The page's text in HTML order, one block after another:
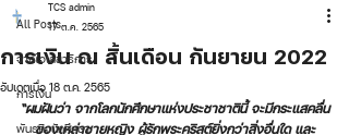
All Posts
จากใจเลขาธิการ
การเงิน
พันธกิจนักศึกษา
การเงิน ณ สิ้นเดือน กันยายน 2022
TCS admin
17 ต.ค. 2565
อัปเดตเมื่อ 18 ต.ค. 2565
“ผมฝันว่า จากโลกนักศึกษาแห่งประชาชาตินี้ จะมีกระแสคลื่น
ของเหล่าชายหญิง ผู้รักพระคริสต์ยิ่งกว่าสิ่งอื่นใด และ